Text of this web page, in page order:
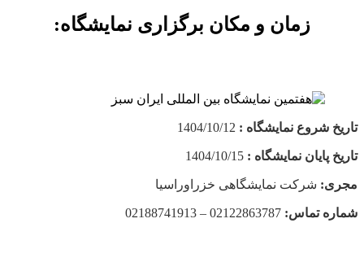
زمان و مکان برگزاری نمایشگاه:
تاریخ شروع نمایشگاه : 1404/10/12
تاریخ پایان نمایشگاه :
مجری: شرکت نمایشگاهی خزراوراسیا
شماره تماس: 02122863787 – 02188741913